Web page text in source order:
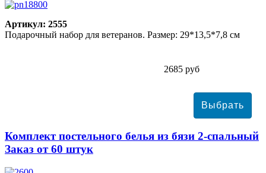
Артикул: 2555
Подарочный набор для ветеранов. Размер: 29*13,5*7,8 см
2685 руб
Комплект постельного белья из бязи 2-спальный
Заказ от 60 штук